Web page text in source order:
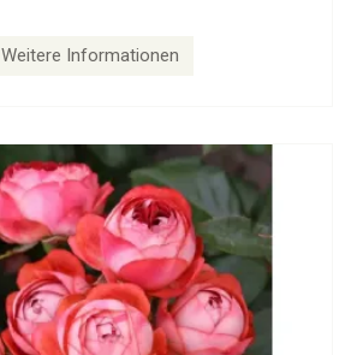
Weitere Informationen